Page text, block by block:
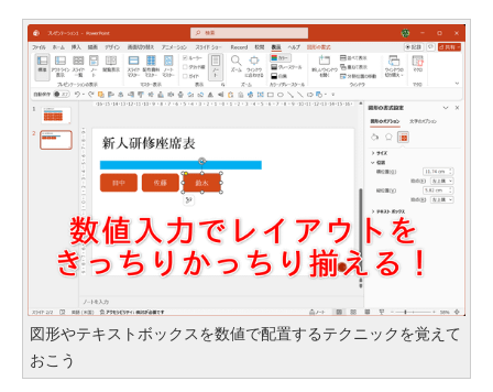
図形やテキストボックスを数値で配置するテクニックを覚えて
おこう